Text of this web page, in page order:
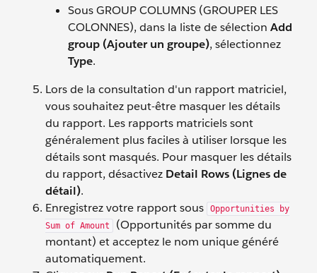
Sous GROUP COLUMNS (GROUPER LES
COLONNES), dans la liste de sélection Add
group (Ajouter un groupe), sélectionnez
Type.
Lors de la consultation d'un rapport matriciel,
vous souhaitez peut-être masquer les détails
du rapport. Les rapports matriciels sont
généralement plus faciles à utiliser lorsque les
détails sont masqués. Pour masquer les détails
du rapport, désactivez Detail Rows (Lignes de
détail).
Enregistrez votre rapport sous
Opportunities by
Sum of Amount
(Opportunités par somme du
montant) et acceptez le nom unique généré
automatiquement.